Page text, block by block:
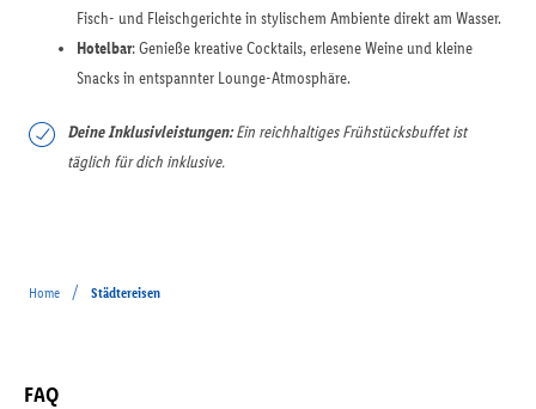
Fisch- und Fleischgerichte in stylischem Ambiente direkt am Wasser.
Hotelbar: Genieße kreative Cocktails, erlesene Weine und kleine
Snacks in entspannter Lounge-Atmosphäre.
Deine Inklusivleistungen:Ein reichhaltiges Frühstücksbuffet ist
täglich für dich inklusive.
Home / Städtereisen
FAQ